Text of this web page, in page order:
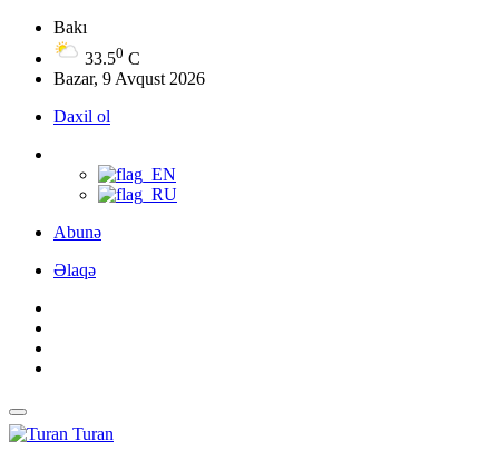
Bakı
33.50 C
Bazar, 9 Avqust 2026
Daxil ol
Abunə
Əlaqə
Turan